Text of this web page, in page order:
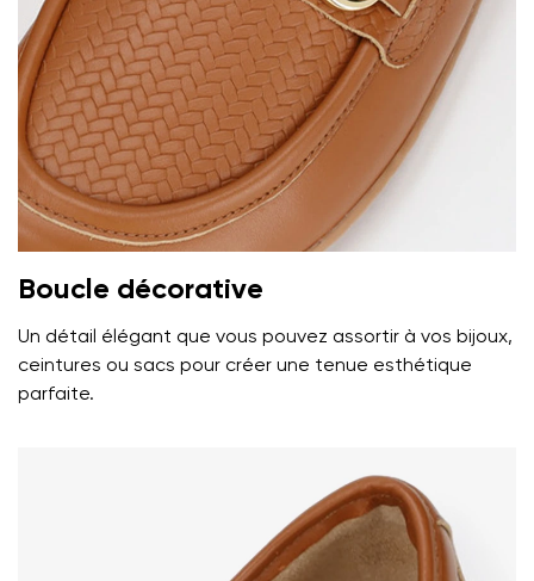
Modifier
Boucle décorative
Un détail élégant que vous pouvez assortir à vos bijoux,
ceintures ou sacs pour créer une tenue esthétique
parfaite.
J'accepte qu'on traite mes coordonnées saisies dans
les termesces conditions et leur publication
J'accepte qu'on traite mes coordonnées saisies dans
les termesces conditions et leur publication
Évaluer